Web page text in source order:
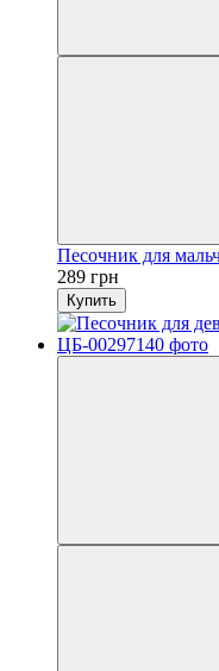
Песочник для
289 грн
Купить